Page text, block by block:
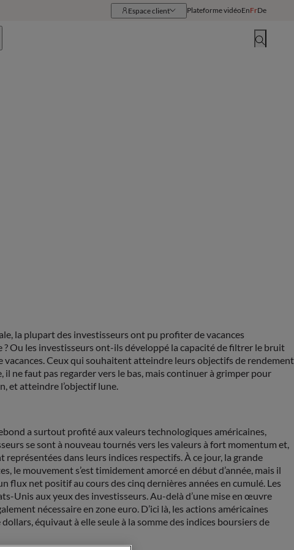
Espace client Plateforme vidéoEnFrDe
la plupart des investisseurs ont pu profiter de vacances
? Ou les investisseurs ont-ils développé la capacité de filtrer le bruit
Ceux qui souhaitent atteindre leurs objectifs de rendement
ne faut pas regarder vers le bas, mais continuer à grimper pour
et atteindre l’objectif lune.
a surtout profité aux valeurs technologiques américaines,
se sont à nouveau tournés vers les valeurs à fort momentum et,
dans leurs indices respectifs. À ce jour, la grande
mouvement s’est timidement amorcé en début d’année, mais il
flux net positif au cours des cinq dernières années en cumulé. Les
Unis aux yeux des investisseurs. Au-delà d’une mise en œuvre
nécessaire en zone euro. D’ici là, les actions américaines
équivaut à elle seule à la somme des indices boursiers de